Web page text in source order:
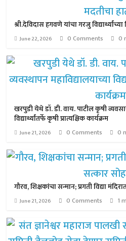
श्री.देविदास हगवणे यांचा गरजु
June 22, 2026 0 Comments 0
खरपुडी येथे डॉ. डी. वाय. पाटील कृषी
विद्यार्थ्यांतर्फे कृषी प्रात्यक्षिक कार्यक्रम
June 21, 2026 0 Comments 0
गौरव, शिक्षकांचा सन्मान; प्रगती विद्या
June 21, 2026 0 Comments 1